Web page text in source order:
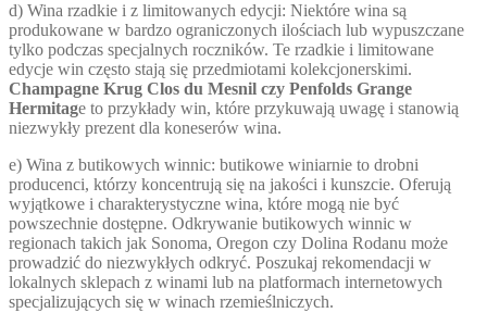
d) Wina rzadkie i z limitowanych edycji: Niektóre wina są
produkowane w bardzo ograniczonych ilościach lub wypuszczane
tylko podczas specjalnych roczników. Te rzadkie i limitowane
edycje win często stają się przedmiotami kolekcjonerskimi.
Champagne Krug Clos du Mesnil czy Penfolds Grange
Hermitage to przykłady win, które przykuwają uwagę i stanowią
niezwykły prezent dla koneserów wina.
e) Wina z butikowych winnic: butikowe winiarnie to drobni
producenci, którzy koncentrują się na jakości i kunszcie. Oferują
wyjątkowe i charakterystyczne wina, które mogą nie być
powszechnie dostępne. Odkrywanie butikowych winnic w
regionach takich jak Sonoma, Oregon czy Dolina Rodanu może
prowadzić do niezwykłych odkryć. Poszukaj rekomendacji w
lokalnych sklepach z winami lub na platformach internetowych
specjalizujących się w winach rzemieślniczych.